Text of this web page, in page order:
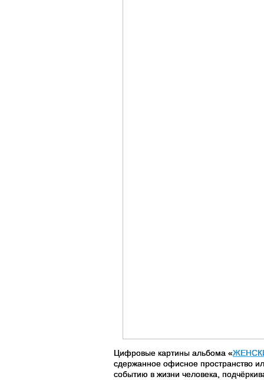
Цифровые картины альбома «
сдержанное офисное пространство
событию в жизни человека,